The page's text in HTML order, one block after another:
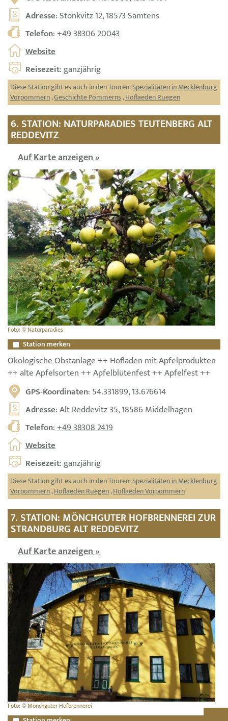
Adresse: Stönkvitz 12, 18573 Samtens
Telefon:+49 38306 20043
Website
Reisezeit: ganzjährig
Diese Station gibt es auch in den Touren:Spezialitäten in Mecklenburg
Vorpommern,Geschichte Pommerns ,Hoflaeden Ruegen
6. STATION: NATURPARADIES TEUTENBERG ALT
REDDEVITZ
Auf Karte anzeigen »
Foto: © Naturparadies
Station merken
Ökologische Obstanlage ++ Hofladen mit Apfelprodukten
++ alte Apfelsorten ++ Apfelblütenfest ++ Apfelfest ++
GPS-Koordinaten: 54.331899, 13.676614
Adresse: Alt Reddevitz 35, 18586 Middelhagen
Telefon:+49 38308 2419
Website
Reisezeit: ganzjährig
Diese Station gibt es auch in den Touren:Spezialitäten in Mecklenburg
Vorpommern,Hoflaeden Ruegen,Hoflaeden Vorpommern
7. STATION: MÖNCHGUTER HOFBRENNEREI ZUR
STRANDBURG ALT REDDEVITZ
Auf Karte anzeigen »
Foto: © Mönchguter Hofbrennerei